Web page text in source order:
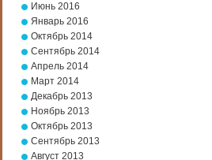
Июнь 2016
Январь 2016
Октябрь 2014
Сентябрь 2014
Апрель 2014
Март 2014
Декабрь 2013
Ноябрь 2013
Октябрь 2013
Сентябрь 2013
Август 2013